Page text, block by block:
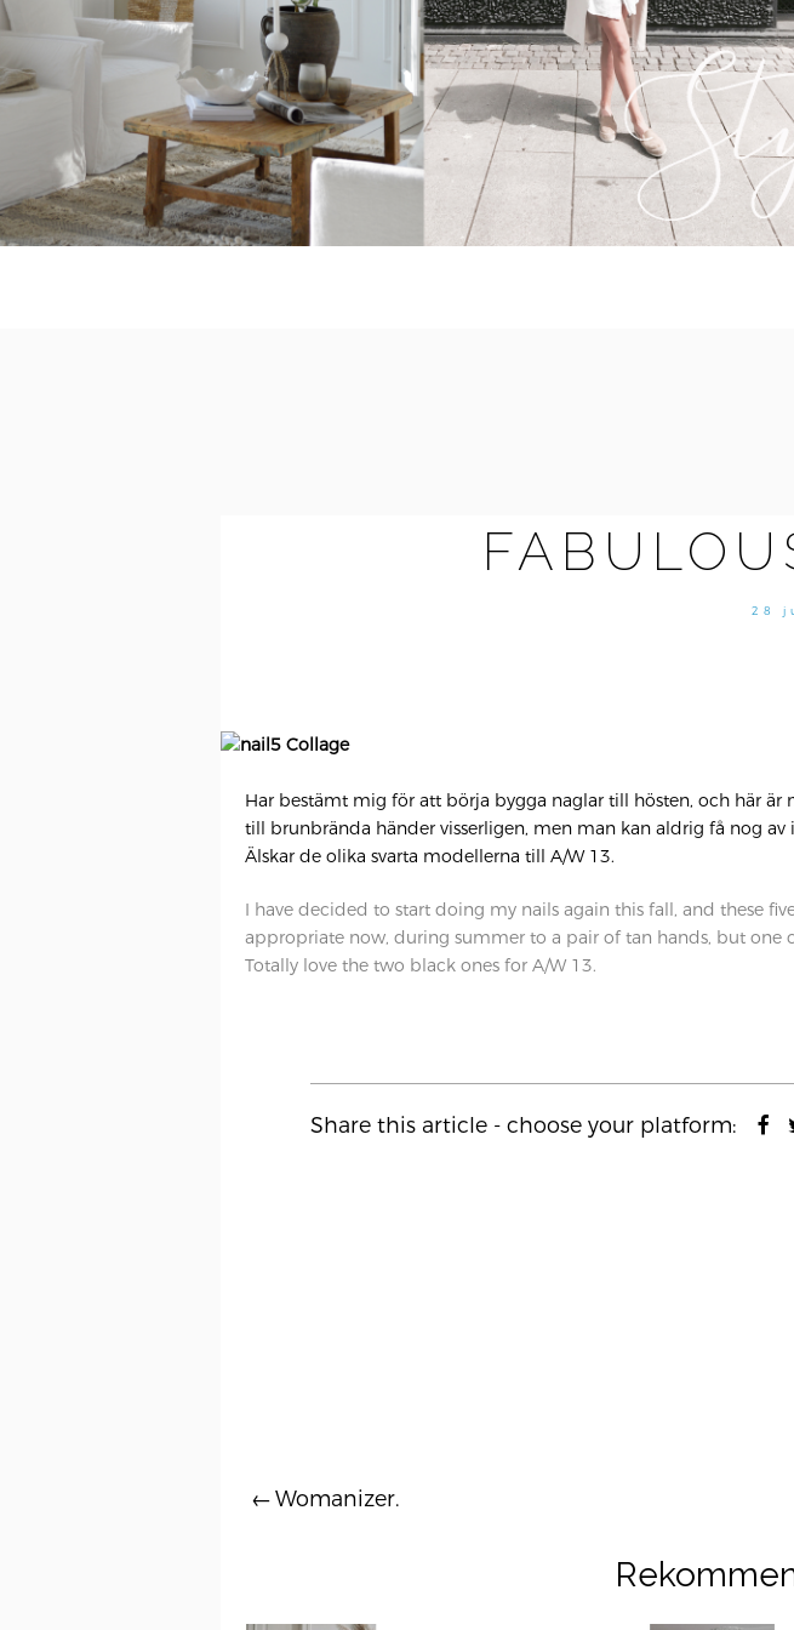
28
Har bestämt mig för att börja bygga naglar till hösten, och här
till brunbrända händer visserligen, men man kan aldrig få nog av
Älskar de olika svarta modellerna till A/W 13.
I have decided to start doing my nails again this fall, and these
appropriate now, during summer to a pair of tan hands, but one
Totally love the two black ones for A/W 13.
Share this article - choose your platform:
Inläggsnavigering
Womanizer.